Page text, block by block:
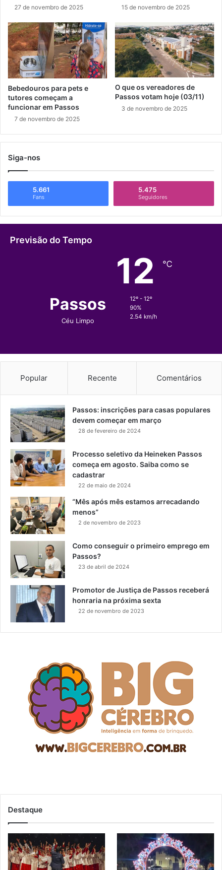
27 de novembro de 2025 15 de novembro de 2025
Bebedouros para pets e
tutores começam a
funcionar em Passos
7 de novembro de 2025
O que os vereadores de
Passos votam hoje (03/11)
3 de novembro de 2025
Siga-nos
5.661
Fans
5.475
Seguidores
Previsão do Tempo
Passos
Céu Limpo
12 ℃
12º - 12º
90%
2.54 km/h
Popular Recente Comentários
Passos: inscrições para casas populares
devem começar em março
28 de fevereiro de 2024
Processo seletivo da Heineken Passos
começa em agosto. Saiba como se
cadastrar
22 de maio de 2024
“Mês após mês estamos arrecadando
menos”
2 de novembro de 2023
Como conseguir o primeiro emprego em
Passos?
23 de abril de 2024
Promotor de Justiça de Passos receberá
honraria na próxima sexta
22 de novembro de 2023
Destaque